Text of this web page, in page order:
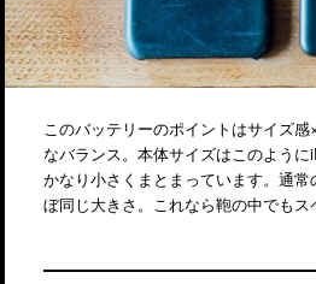
このバッテリーのポイントはサイズ
なバランス。本体サイズはこのよう
かなり小さくまとまっています。通
ぼ同じ大きさ。これなら鞄の中でもス